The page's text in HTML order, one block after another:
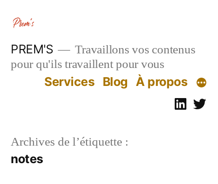
contenu
PREM'S
Travaillons vos contenus
pour qu'ils travaillent pour vous
Services Blog À propos
Archives de l’étiquette :
notes